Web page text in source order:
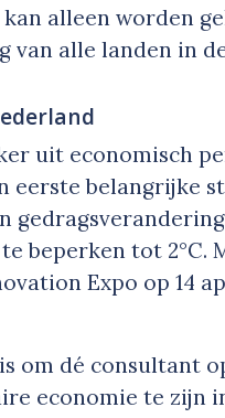
alleen worden
van alle landen in
uit economisch
eerste belangrijke
beperken tot 2°C.
Expo op 14
om dé consultant
economie te zijn